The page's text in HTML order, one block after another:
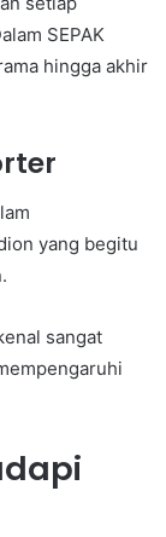
SEPAK
hingga akhir
yang begitu
sangat